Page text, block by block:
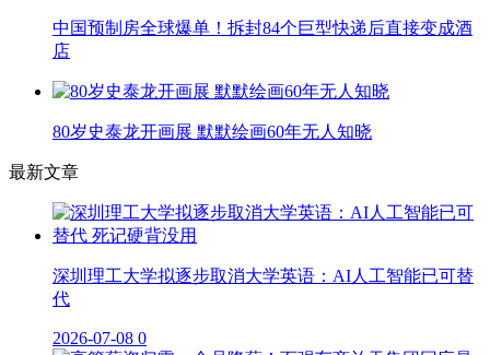
中国预制房全球爆单！拆封84个巨型快递后直接变成酒
店
80岁史泰龙开画展 默默绘画60年无人知晓
最新文章
深圳理工大学拟逐步取消大学英语：AI人工智能已可替
代
2026-07-08 0